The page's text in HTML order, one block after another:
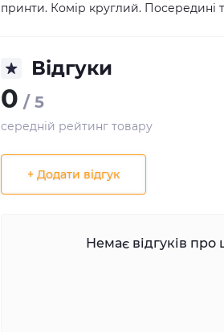
принти. Комір круглий. Посередині
Відгуки
0 / 5
середній рейтинг товару
+ Додати відгук
Немає відгуків про